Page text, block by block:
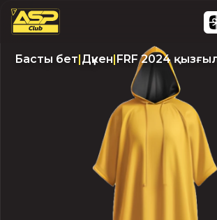
Басты бет|Дүкен|FRF 2024
пончо